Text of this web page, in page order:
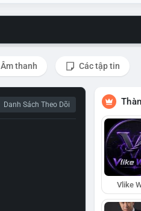
Âm thanh Các tập tin
Danh Sách Theo Dõi
Vlike